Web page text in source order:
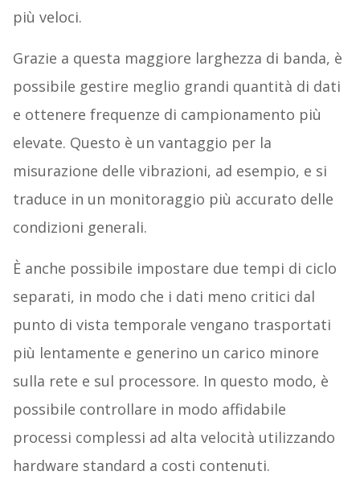
più veloci.
Grazie a questa maggiore larghezza di banda, è
possibile gestire meglio grandi quantità di dati
e ottenere frequenze di campionamento più
elevate. Questo è un vantaggio per la
misurazione delle vibrazioni, ad esempio, e si
traduce in un monitoraggio più accurato delle
condizioni generali.
È anche possibile impostare due tempi di ciclo
separati, in modo che i dati meno critici dal
punto di vista temporale vengano trasportati
più lentamente e generino un carico minore
sulla rete e sul processore. In questo modo, è
possibile controllare in modo affidabile
processi complessi ad alta velocità utilizzando
hardware standard a costi contenuti.